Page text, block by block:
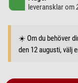
leveransklar om
☀️ Om du behöver
den 12 augusti, välj